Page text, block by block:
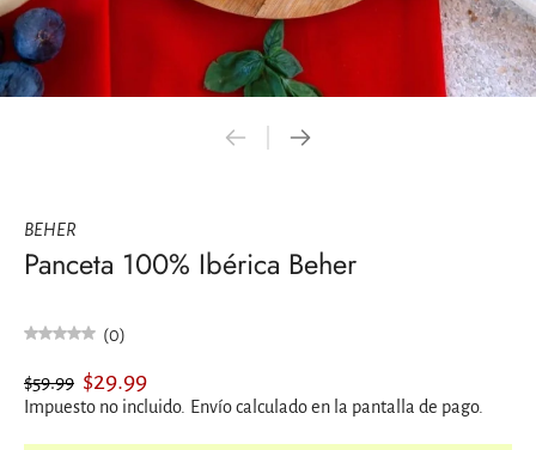
BEHER
Panceta 100% Ibérica Beher
(0)
$59.99 $29.99
Impuesto no incluido. Envíocalculado en la pantalla de pago.